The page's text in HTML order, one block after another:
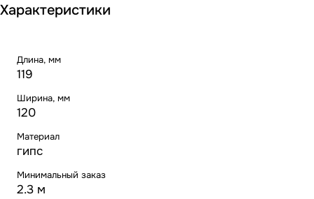
Характеристики
Длина, мм
119
Ширина, мм
120
Материал
гипс
Минимальный заказ
2.3 м